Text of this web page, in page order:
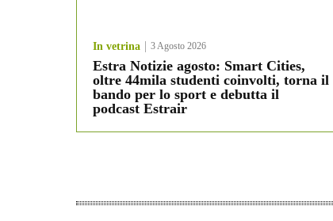
In vetrina 3 Agosto 2026
Estra Notizie agosto: Smart Cities,
oltre 44mila studenti coinvolti, torna il
bando per lo sport e debutta il
podcast Estrair